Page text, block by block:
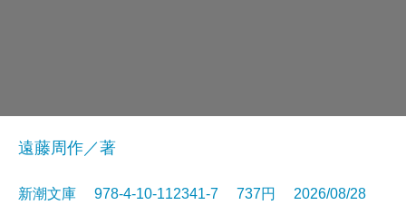
遠藤周作／著
新潮文庫 978-4-10-112341-7 737円 2026/08/28